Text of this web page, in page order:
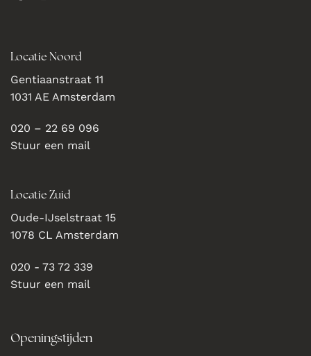
Locatie Noord
Gentiaanstraat 11
1031 AE Amsterdam
020 – 22 69 096
Stuur een mail
Locatie Zuid
Oude-IJselstraat 15
1078 CL Amsterdam
020 - 73 72 339
Stuur een mail
Openingstijden